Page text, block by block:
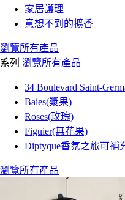
家居護理
意想不到的擴香
瀏覽所有產品
系列 瀏覽所有產品
34 Boulevard Saint-
Baies(漿果)
Roses(玫瑰)
Figuier(無花果)
Diptyque香氛之旅可補
瀏覽所有產品